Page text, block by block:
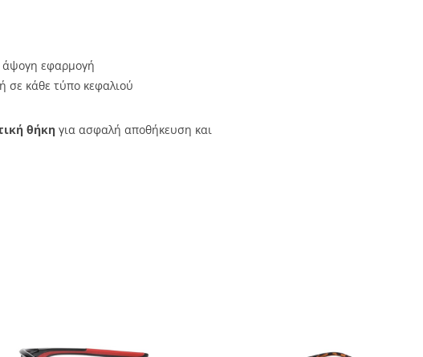
άψογη εφαρμογή
σε κάθε τύπο κεφαλιού
θήκη για ασφαλή αποθήκευση και